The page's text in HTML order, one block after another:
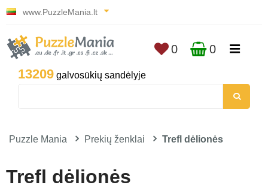
www.PuzzleMania.lt
13209 galvosūkių sandėlyje
0 0
Puzzle Mania Prekių ženklai Trefl dėlionės
Trefl dėlionės